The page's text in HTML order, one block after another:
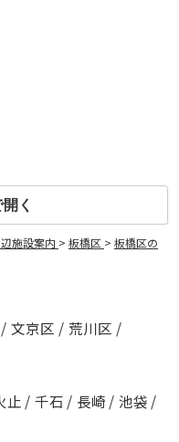
く
施設案内 > 板橋区 > 板橋区の
/ 文京区 / 荒川区 /
止 / 千石 / 長崎 / 池袋 /